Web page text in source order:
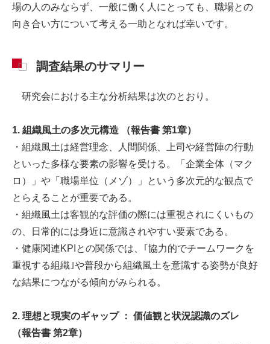
場の人のみならず、一般に働く人にとっても、職場との
向き合い方について考える一助となれば幸いです。
調査結果のサマリー
研究会における主な分析結果は次のとおり。
1. 組織風土の多次元構造 （報告書 第1章）
・組織風土は経営理念、人間関係、上司や経営陣の行動
といった多様な要素の影響を受ける。「企業全体（マク
ロ）」や「職場単位（メゾ）」という多次元的な観点で
とらえることが重要である。
・組織風土は客観的な評価の際には重視されにくいもの
の、日常的には身近に意識されやすい要素である。
・健康関連KPIとの関係では、｢協力的でチームワークを
重視する組織｣や普段から組織風土を意識する姿勢が良好
な結果につながる傾向がみられる。
2. 理想と現実のギャップ ： 価値観と状況認識のズレ
（報告書 第2章）